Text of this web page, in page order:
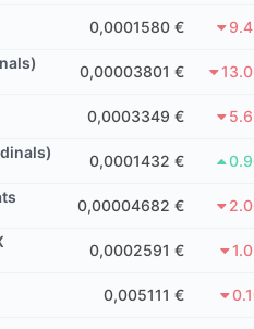
performants
de marché
20
compétences
0,0001580 €
0,00003801 €
0,0003349 €
0,0001432 €
0,00004682 €
0,0002591 €
0,005111 €